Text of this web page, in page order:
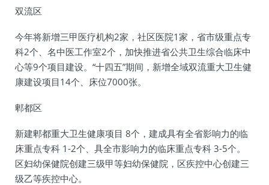
双流区
今年将新增三甲医疗机构2家，社区医院1家，省市级重点专
科2个、名中医工作室2个，加快推进省公共卫生综合临床中
心等9个项目建设。“十四五”期间，新增全域双流重大卫生健
康建设项目14个、床位7000张。
郫都区
新建郫都重大卫生健康项目 8个，建成具有全省影响力的临
床重点专科 1-2个、具全市影响力的临床重点专科 3-5个。
区妇幼保健院创建三级甲等妇幼保健院，区疾控中心创建三
级乙等疾控中心。